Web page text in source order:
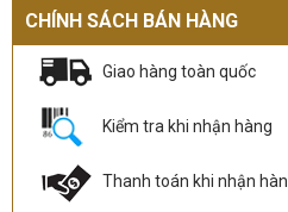
CHÍNH SÁCH BÁN HÀNG
Giao hàng toàn quốc
Kiểm tra khi nhận hàng
Thanh toán khi nhận